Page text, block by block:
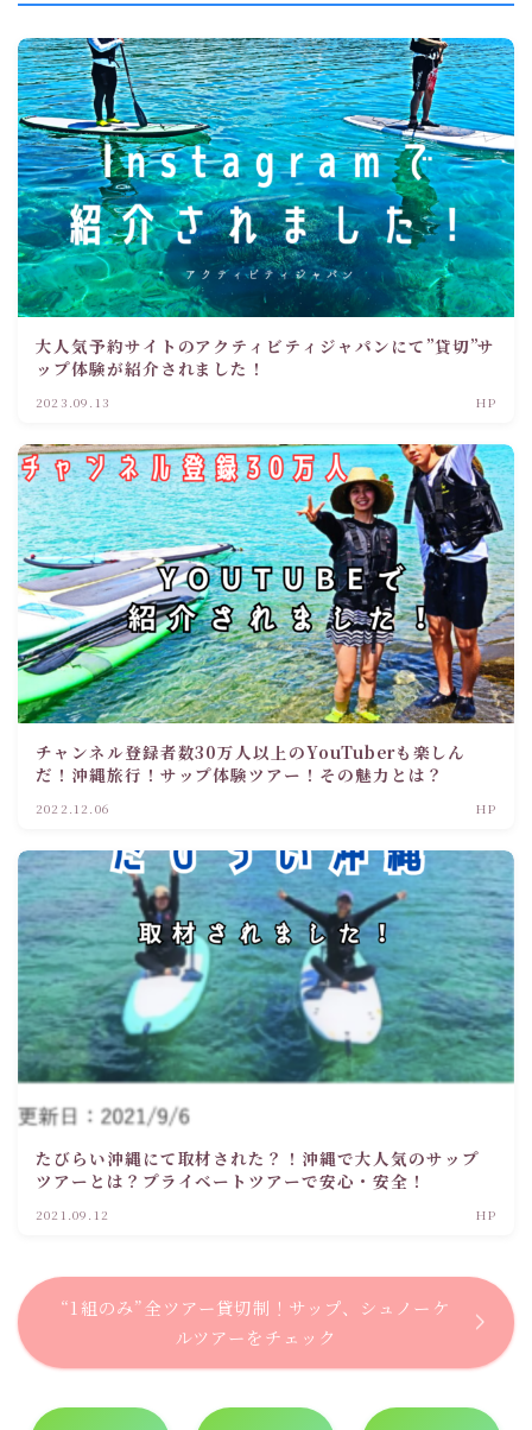
大人気予約サイトのアクティビティジャパンにて”貸切”サ
ップ体験が紹介されました！
2023.09.13 HP
チャンネル登録者数30万人以上のYouTuberも楽しん
だ！沖縄旅行！サップ体験ツアー！その魅力とは？
2022.12.06 HP
たびらい沖縄にて取材された？！沖縄で大人気のサップ
ツアーとは？プライベートツアーで安心・安全！
2021.09.12 HP
“1組のみ”全ツアー貸切制！サップ、シュノーケ
ルツアーをチェック